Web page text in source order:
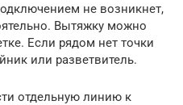
не возникнет,
Вытяжку можно
Если рядом нет точки
или разветвитель.
отдельную линию к